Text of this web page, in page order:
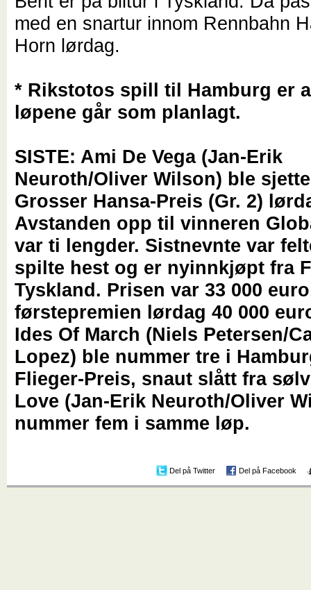
med en snartur innom Rennbahn
Horn lørdag.
* Rikstotos spill til Hamburg er
løpene går som planlagt.
SISTE: Ami De Vega (Jan-Erik
Neuroth/Oliver Wilson) ble
Grosser Hansa-Preis (Gr. 2)
Avstanden opp til vinneren
var ti lengder. Sistnevnte var
spilte hest og er nyinnkjøpt fra
Tyskland. Prisen var 33 000
førstepremien lørdag 40 000
Ides Of March (Niels Petersen/
Lopez) ble nummer tre i
Flieger-Preis, snaut slått fra
Love (Jan-Erik Neuroth/Oliver
nummer fem i samme løp.
Del på Twitter Del på Facebook